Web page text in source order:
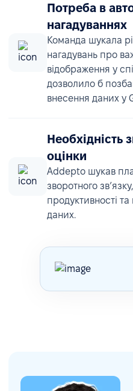
Потреба в
нагадуваннях
Команда шукала
нагадувань про
відображення у
дозволило б
внесення даних у
Необхідність
оцінки
Addepto шукав
зворотного
продуктивності
даних.